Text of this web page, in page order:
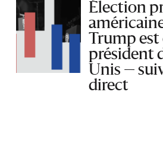
Élection
Trump
président
Unis —
direct